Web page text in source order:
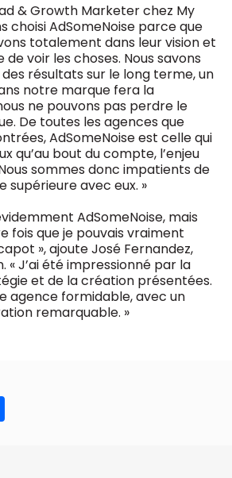
& Growth Marketer chez My
choisi AdSomeNoise parce que
totalement dans leur vision et
voir les choses. Nous savons
résultats sur le long terme, un
notre marque fera la
ne pouvons pas perdre le
De toutes les agences que
AdSomeNoise est celle qui
qu’au bout du compte, l’enjeu
sommes donc impatients de
supérieure avec eux. »
AdSomeNoise, mais
fois que je pouvais vraiment
», ajoute José Fernandez,
« J’ai été impressionné par la
et de la création présentées.
agence formidable, avec un
remarquable. »
?